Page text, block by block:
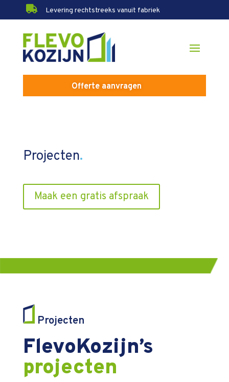
 Levering rechtstreeks vanuit fabriek
Offerte aanvragen
Projecten.
Maak een gratis afspraak
Projecten
FlevoKozijn’s
projecten